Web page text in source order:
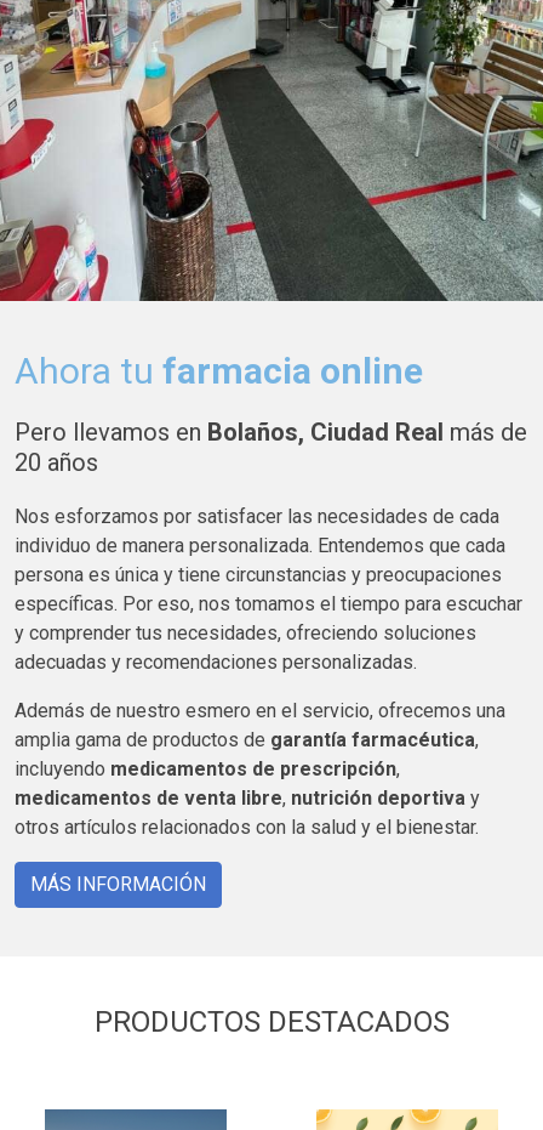
Ahora tu farmacia online
Pero llevamos en Bolaños, Ciudad Real más de
20 años
Nos esforzamos por satisfacer las necesidades de cada
individuo de manera personalizada. Entendemos que cada
persona es única y tiene circunstancias y preocupaciones
específicas. Por eso, nos tomamos el tiempo para escuchar
y comprender tus necesidades, ofreciendo soluciones
adecuadas y recomendaciones personalizadas.
Además de nuestro esmero en el servicio, ofrecemos una
amplia gama de productos de garantía farmacéutica,
incluyendo medicamentos de prescripción,
medicamentos de venta libre, nutrición deportiva y
otros artículos relacionados con la salud y el bienestar.
MÁS INFORMACIÓN
PRODUCTOS DESTACADOS